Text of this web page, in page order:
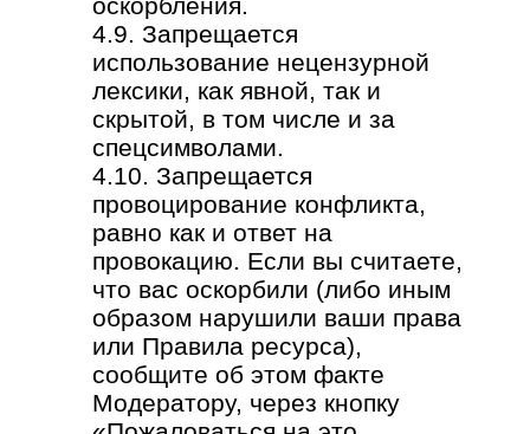
оскорбления.
4.9. Запрещается
использование нецензурной
лексики, как явной, так и
скрытой, в том числе и за
спецсимволами.
4.10. Запрещается
провоцирование конфликта,
равно как и ответ на
провокацию. Если вы считаете,
что вас оскорбили (либо иным
образом нарушили ваши права
или Правила ресурса),
сообщите об этом факте
Модератору, через кнопку